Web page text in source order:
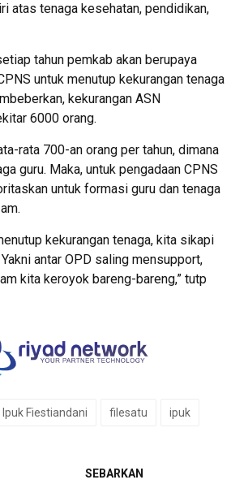
atas tenaga kesehatan, pendidikan,
tahun pemkab akan berupaya
untuk menutup kekurangan tenaga
kekurangan ASN
6000 orang.
rata 700-an orang per tahun, dimana
guru. Maka, untuk pengadaan CPNS
untuk formasi guru dan tenaga
kekurangan tenaga, kita sikapi
antar OPD saling mensupport,
kita keroyok bareng-bareng,” tutp
Ipuk Fiestiandani filesatu ipuk
SEBARKAN